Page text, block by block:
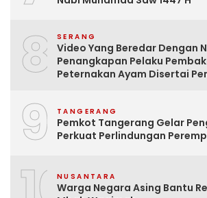
8 SERANG
Video Yang Beredar Dengan
Penangkapan Pelaku
Peternakan Ayam Disertai
9 TANGERANG
Pemkot Tangerang Gelar
Perkuat Perlindungan
NUSANTARA
Warga Negara Asing Bantu